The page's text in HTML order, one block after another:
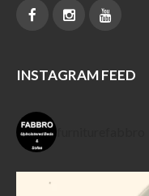
INSTAGRAM FEED